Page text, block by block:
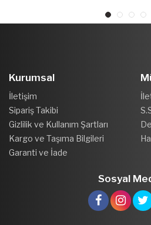
Kurumsal
İletişim
Sipariş Takibi
Gizlilik ve Kullanım Şartları
Kargo ve Taşıma Bilgileri
Garanti ve İade
Sosyal